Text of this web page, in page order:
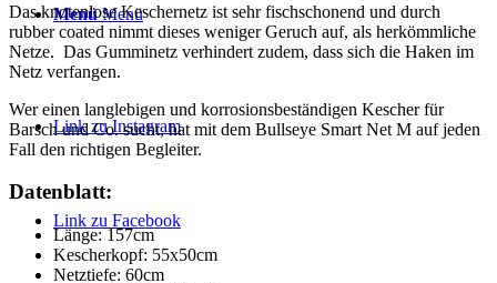
Menü Menü
Link zu Instagram
Link zu Facebook
Das knotenlose Keschernetz ist sehr fischschonend und durch
rubber coated nimmt dieses weniger Geruch auf, als herkömmliche
Netze. Das Gumminetz verhindert zudem, dass sich die Haken im
Netz verfangen.
Wer einen langlebigen und korrosionsbeständigen Kescher für
Barsch und Co. sucht, hat mit dem Bullseye Smart Net M auf jeden
Fall den richtigen Begleiter.
Datenblatt:
Länge: 157cm
Kescherkopf: 55x50cm
Netztiefe: 60cm